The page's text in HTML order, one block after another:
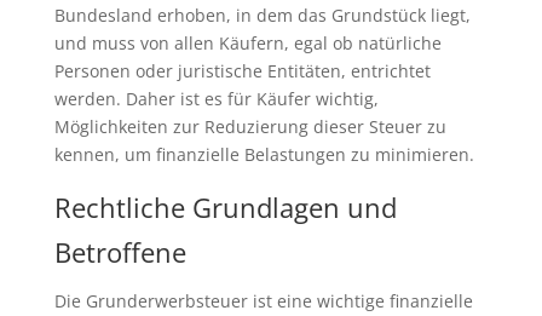
Bundesland erhoben, in dem das Grundstück liegt,
und muss von allen Käufern, egal ob natürliche
Personen oder juristische Entitäten, entrichtet
werden. Daher ist es für Käufer wichtig,
Möglichkeiten zur Reduzierung dieser Steuer zu
kennen, um finanzielle Belastungen zu minimieren.
Rechtliche Grundlagen und
Betroffene
Die Grunderwerbsteuer ist eine wichtige finanzielle